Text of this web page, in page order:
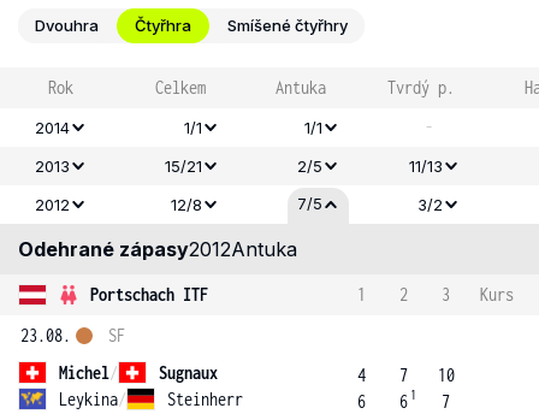
Dvouhra Čtyřhra Smíšené čtyřhry
Rok Celkem Antuka Tvrdý p.
2014 1/1 1/1 -
2013 15/21 2/5 11/13
2012
12/8 7/5 3/2
Odehrané zápasy2012Antuka
Portschach ITF 1 2 3
Kurs
23.08.
Michel/
Sugnaux
Leykina/ Steinherr
SF
4
6
7
6 1
10
7